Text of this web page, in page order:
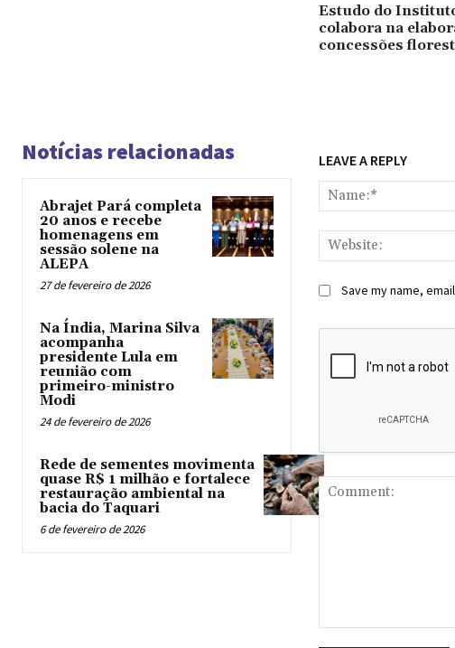
Estudo do
colabora na
concessões
Notícias relacionadas
Abrajet Pará completa
20 anos e recebe
homenagens em
sessão solene na
ALEPA
27 de fevereiro de 2026
Na Índia, Marina Silva
acompanha
presidente Lula em
reunião com
primeiro-ministro
Modi
24 de fevereiro de 2026
Rede de sementes movimenta
quase R$ 1 milhão e fortalece
restauração ambiental na
bacia do Taquari
6 de fevereiro de 2026
LEAVE A REPLY
Save my name,